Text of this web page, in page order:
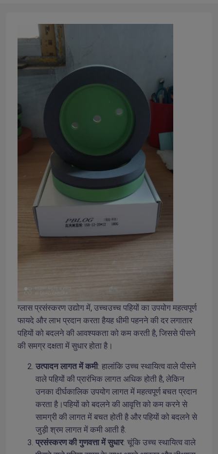
ग्लास प्रसंस्करण उद्योग में, उच्चउच्च पहियों का उपयोग महत्वपूर्ण
फायदे और लाभ प्रदान करता हैयह धीमी पहनने की दर लगातार
पहियों को बदलने की आवश्यकता को कम करती है, जिससे पीसने
की समग्र दक्षता में सुधार होता है।
उत्पादन लागत में कमी: हालांकि उच्च स्थायित्व वाले पीसने
वाले पहियों की प्रारंभिक लागत अधिक होती है, लेकिन
उनका दीर्घकालिक उपयोग लागत में महत्वपूर्ण बचत प्रदान
करता है।पहियों को बदलने की आवृत्ति को कम करने से
सामग्री की लागत में बचत होती है और पहियों को बदलने से
जुड़ी श्रम लागत में कमी आती है.
प्रसंस्करण की गुणवत्ता में सुधार: चूंकि उच्च स्थायित्व वाले